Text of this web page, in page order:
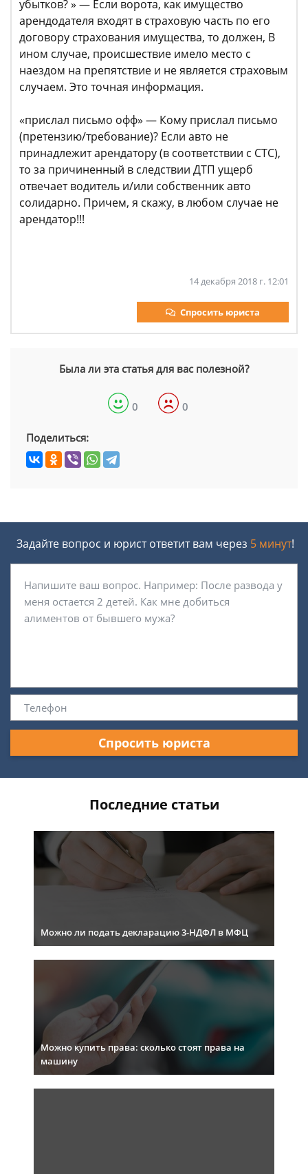
убытков? » — Если ворота, как имущество
арендодателя входят в страховую часть по его
договору страхования имущества, то должен, В
ином случае, происшествие имело место с
наездом на препятствие и не является страховым
случаем. Это точная информация.
«прислал письмо офф» — Кому прислал письмо
(претензию/требование)? Если авто не
принадлежит арендатору (в соответствии с СТС),
то за причиненный в следствии ДТП ущерб
отвечает водитель и/или собственник авто
солидарно. Причем, я скажу, в любом случае не
арендатор!!!
14 декабря 2018 г. 12:01
Спросить юриста
Была ли эта статья для вас полезной?
0 0
Поделиться:
Задайте вопрос и юрист ответит вам через 5 минут!
Спросить юриста
Последние статьи
Можно ли подать декларацию 3-НДФЛ в МФЦ
Можно купить права: сколько стоят права на
машину